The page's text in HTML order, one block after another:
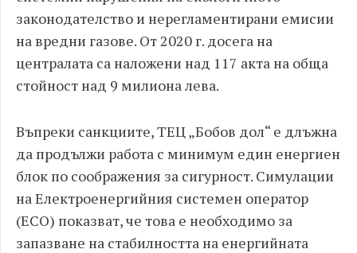
законодателство и нерегламентирани емисии
на вредни газове. От 2020 г. досега на
централата са наложени над 117 акта на обща
стойност над 9 милиона лева.
Въпреки санкциите, ТЕЦ „Бобов дол“ е длъжна
да продължи работа с минимум един енергиен
блок по соображения за сигурност. Симулации
на Електроенергийния системен оператор
(ЕСО) показват, че това е необходимо за
запазване на стабилността на енергийната